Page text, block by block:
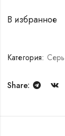
В избранное
Категория:
Share: